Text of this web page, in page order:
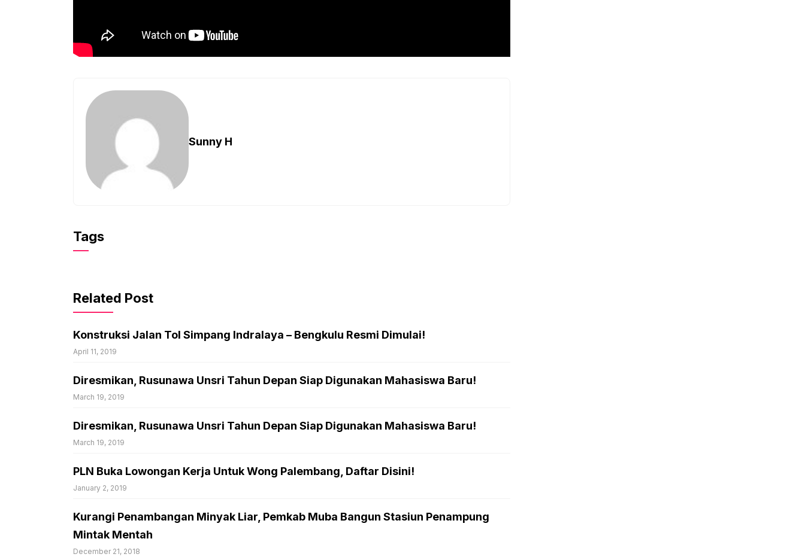
Sunny H
Tags
Related Post
Konstruksi Jalan Tol Simpang Indralaya – Bengkulu Resmi Dimulai!
April 11, 2019
Diresmikan, Rusunawa Unsri Tahun Depan Siap Digunakan Mahasiswa Baru!
March 19, 2019
Diresmikan, Rusunawa Unsri Tahun Depan Siap Digunakan Mahasiswa Baru!
March 19, 2019
PLN Buka Lowongan Kerja Untuk Wong Palembang, Daftar Disini!
January 2, 2019
Kurangi Penambangan Minyak Liar, Pemkab Muba Bangun Stasiun Penampung
Mintak Mentah
December 21, 2018